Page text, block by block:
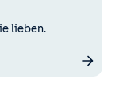
lieben.